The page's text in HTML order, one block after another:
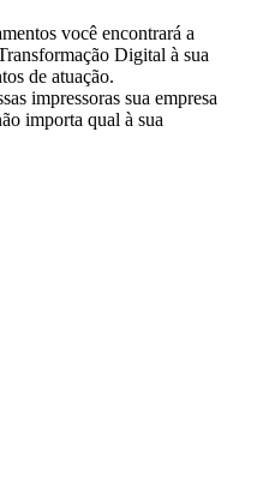
você encontrará a
Digital à sua
de atuação.
impressoras sua empresa
importa qual à sua